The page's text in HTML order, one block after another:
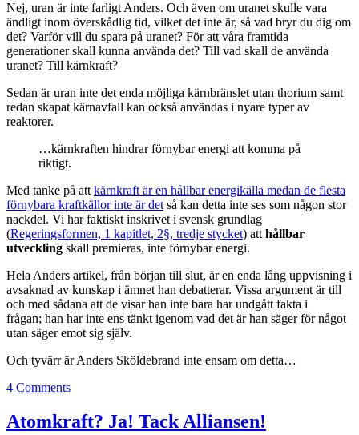
Nej, uran är inte farligt Anders. Och även om uranet skulle vara
ändligt inom överskådlig tid, vilket det inte är, så vad bryr du dig om
det? Varför vill du spara på uranet? För att våra framtida
generationer skall kunna använda det? Till vad skall de använda
uranet? Till kärnkraft?
Sedan är uran inte det enda möjliga kärnbränslet utan thorium samt
redan skapat kärnavfall kan också användas i nyare typer av
reaktorer.
…kärnkraften hindrar förnybar energi att komma på
riktigt.
Med tanke på att kärnkraft är en hållbar energikälla medan de flesta
förnybara kraftkällor inte är det så kan detta inte ses som någon stor
nackdel. Vi har faktiskt inskrivet i svensk grundlag
(Regeringsformen, 1 kapitlet, 2§, tredje stycket) att hållbar
utveckling skall premieras, inte förnybar energi.
Hela Anders artikel, från början till slut, är en enda lång uppvisning i
avsaknad av kunskap i ämnet han debatterar. Vissa argument är till
och med sådana att de visar han inte bara har undgått fakta i
frågan; han har inte ens tänkt igenom vad det är han säger för något
utan säger emot sig själv.
Och tyvärr är Anders Sköldebrand inte ensam om detta…
4 Comments
Atomkraft? Ja! Tack Alliansen!